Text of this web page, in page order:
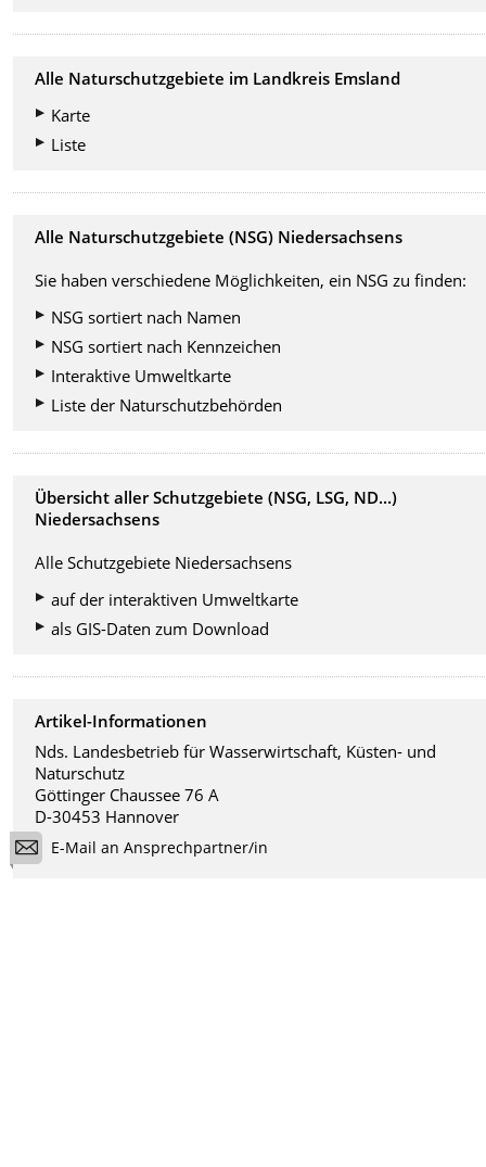
Alle Naturschutzgebiete im Landkreis Emsland
Karte
Liste
Alle Naturschutzgebiete (NSG) Niedersachsens
Sie haben verschiedene Möglichkeiten, ein NSG zu finden:
NSG sortiert nach Namen
NSG sortiert nach Kennzeichen
Interaktive Umweltkarte
Liste der Naturschutzbehörden
Übersicht aller Schutzgebiete (NSG, LSG, ND...)
Niedersachsens
Alle Schutzgebiete Niedersachsens
auf der interaktiven Umweltkarte
als GIS-Daten zum Download
Artikel-Informationen
Nds. Landesbetrieb für Wasserwirtschaft, Küsten- und
Naturschutz
Göttinger Chaussee 76 A
D-30453 Hannover
E-Mail an Ansprechpartner/in